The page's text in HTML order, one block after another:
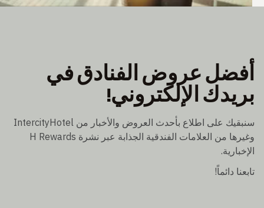
عروض الفنادق في
الإلكتروني!
سنبقيك على اطلاع بأحدث العروض والأخبار من IntercityHotel
وغيرها من العلامات الفندقية الجذابة عبر نشرة H Rewards
دائماً!